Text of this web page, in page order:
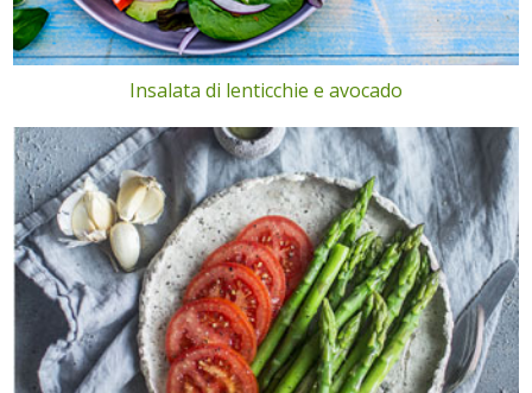
Insalata di lenticchie e avocado